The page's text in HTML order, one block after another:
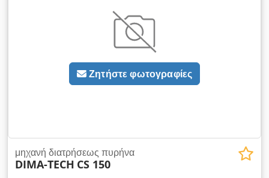
Αλβανία Κατάσταση: Σαν καινούριο – πλήρως αυθεντικό
μηχάνημα, ελεγμένο, δοκιμασμένο και επαναβαμμένο. Κύρια
τεχνικά στοιχεία: Κατασκευαστής: Sandvik, Μοντέλο: DD210V
One Boom Face Drill Rig για γαλαρίες έως 25m2, Έτος
κατασκευής: 2014, Ώρες λειτουργίας: 935 ώρες (767 μόνο
διάτρηση), Κινητήρας: Deutz, υδρόψυκτος, Ισχύς (Power Pack
1): 45 kW (60 hp), Τροφοδοσία: 380V–440V, 60Hz; Boom:
Ζητήστε φωτογραφίες
μηχανή διατρήσεως πυρήνα
DIMA-TECH CS 150